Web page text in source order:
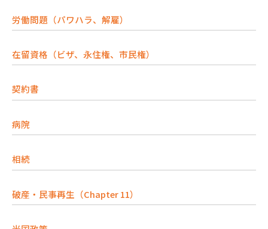
労働問題（パワハラ、解雇）
在留資格（ビザ、永住権、市民権）
契約書
病院
相続
破産・民事再生（Chapter 11）